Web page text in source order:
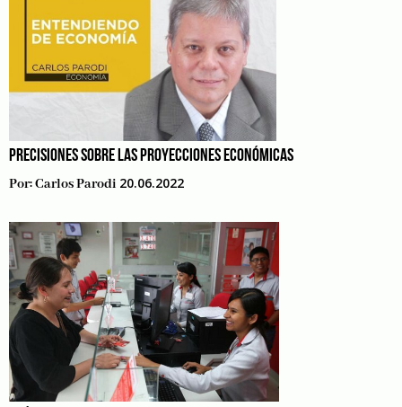
PRECISIONES SOBRE LAS PROYECCIONES ECONÓMICAS
Por:Carlos Parodi 20.06.2022